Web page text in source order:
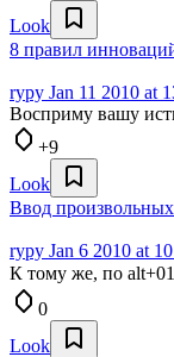
Look
8 правил
rypy Jan 11 2010 at
Восприму вашу
+9
Look
Ввод
rypy Jan 6 2010 at
К тому же, по
0
Look